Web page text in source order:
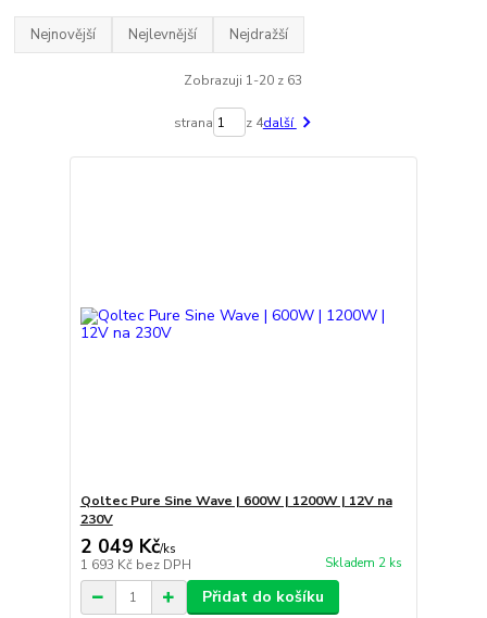
Nejnovější Nejlevnější Nejdražší
Zobrazuji 1-20 z 63
strana z 4další
Qoltec Pure Sine Wave | 600W | 1200W | 12V na
230V
2 049 Kč/ks
1 693 Kč bez DPH Skladem 2 ks
Přidat do košíku